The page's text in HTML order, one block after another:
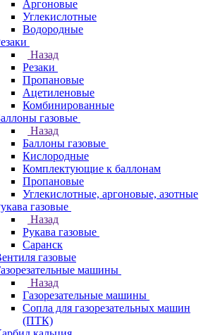
Аргоновые
Углекислотные
Водородные
Назад
Резаки
Пропановые
Ацетиленовые
Комбинированные
газовые
Назад
Баллоны газовые
Кислородные
Комплектующие к баллонам
Пропановые
Углекислотные, аргоновые, азотные
газовые
Назад
Рукава газовые
Саранск
газовые
машины
Назад
Газорезательные машины
Сопла для газорезательных машин
(ПТК)